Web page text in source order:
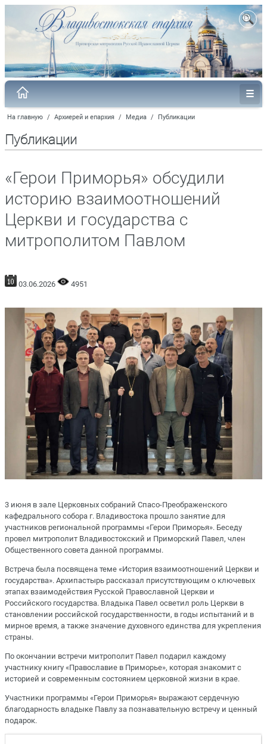
На главную / Архиерей и епархия / Медиа / Публикации
Публикации
«Герои Приморья» обсудили
историю взаимоотношений
Церкви и государства с
митрополитом Павлом
03.06.2026 4951
3 июня в зале Церковных собраний Спасо-Преображенского
кафедрального собора г. Владивостока прошло занятие для
участников региональной программы «Герои Приморья». Беседу
провел митрополит Владивостокский и Приморский Павел, член
Общественного совета данной программы.
Встреча была посвящена теме «История взаимоотношений Церкви и
государства». Архипастырь рассказал присутствующим о ключевых
этапах взаимодействия Русской Православной Церкви и
Российского государства. Владыка Павел осветил роль Церкви в
становлении российской государственности, в годы испытаний и в
мирное время, а также значение духовного единства для укрепления
страны.
По окончании встречи митрополит Павел подарил каждому
участнику книгу «Православие в Приморье», которая знакомит с
историей и современным состоянием церковной жизни в крае.
Участники программы «Герои Приморья» выражают сердечную
благодарность владыке Павлу за познавательную встречу и ценный
подарок.